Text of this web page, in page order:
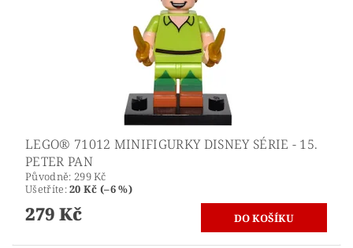
LEGO® 71012 MINIFIGURKY DISNEY SÉRIE - 15.
PETER PAN
Původně: 299 Kč
Ušetříte:20 Kč (–6 %)
279 Kč